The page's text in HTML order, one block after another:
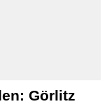
Görlitz